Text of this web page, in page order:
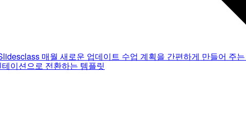
매월 새로운 업데이트 수업 계획을 간편하게 만들어 주
이션으로 전환하는 템플릿